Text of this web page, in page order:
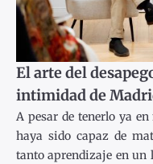
El arte del
intimidad de
A pesar de tenerlo ya
haya sido capaz de
tanto aprendizaje en un